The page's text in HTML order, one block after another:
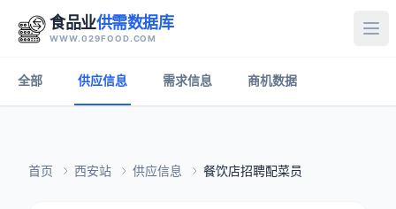
食品业供需数据库
WWW.029FOOD.COM 打
全部 供应信息 需求信息 商机数据
首页 西安站 供应信息 餐饮店招聘配菜员